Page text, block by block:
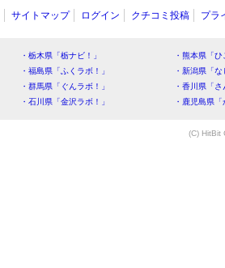
サイトマップ ログイン クチコミ投稿 プラ
・栃木県「栃ナビ！」
・熊本県「
・福島県「ふくラボ！」
・新潟県「
・群馬県「ぐんラボ！」
・香川県「
・石川県「金沢ラボ！」
・鹿児島県
(C) HitBit